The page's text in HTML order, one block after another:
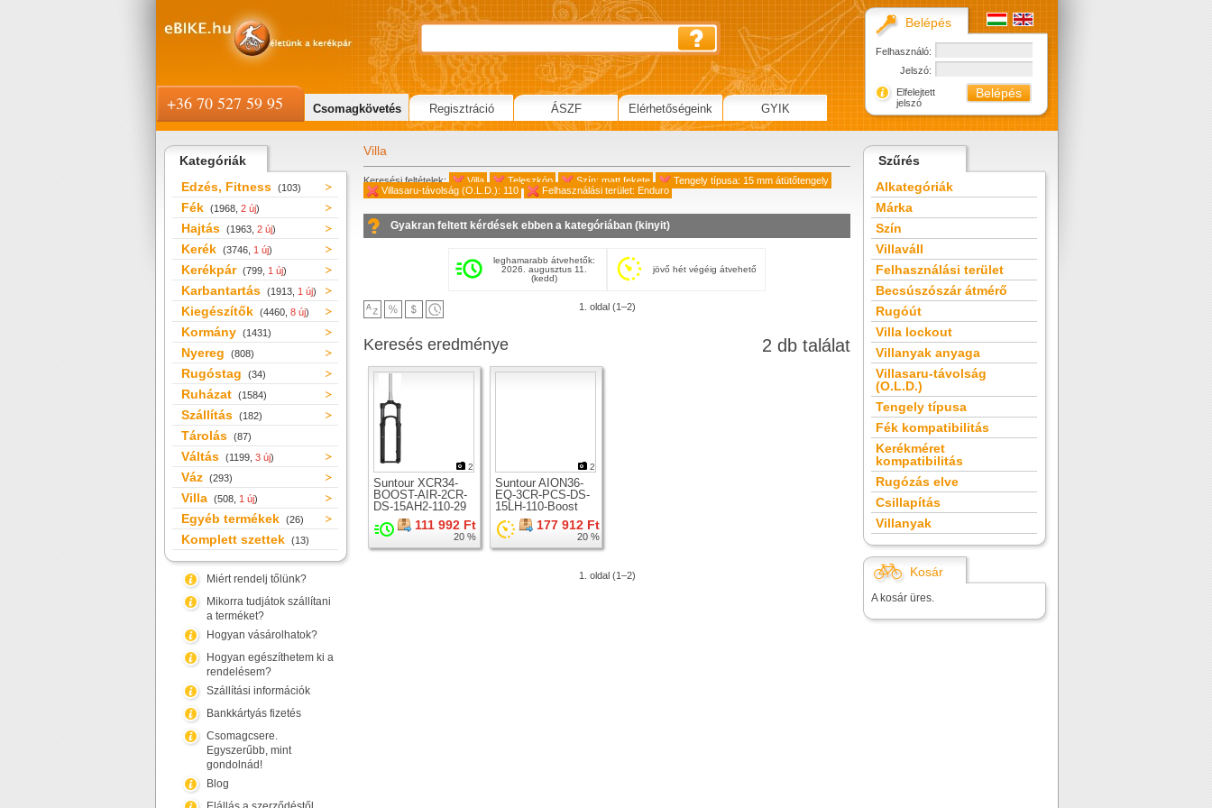
Kategóriák
Edzés, Fitness (103)
Fék (1968, 2 új)
Hajtás (1963, 2 új)
Kerék (3746, 1 új)
Kerékpár (799, 1 új)
Karbantartás (1913, 1 új)
Kiegészítők (4460, 8 új)
Kormány (1431)
Nyereg (808)
Rugóstag (34)
Ruházat (1584)
Szállítás (182)
Tárolás (87)
Váltás (1199, 3 új)
Váz (293)
Villa (508, 1 új)
Egyéb termékek (26)
Komplett szettek (13)
Miért rendelj tőlünk?
Mikorra tudjátok szállítani
a terméket?
Hogyan vásárolhatok?
Hogyan egészíthetem ki a
rendelésem?
Szállítási információk
Bankkártyás fizetés
Csomagcsere.
Egyszerűbb, mint
gondolnád!
Blog
Villa
Keresési feltételek: Villa Teleszkóp Szín: matt fekete
Tengely típusa: 15 mm átütőtengely
Villasaru-távolság (O.L.D.): 110
Felhasználási terület: Enduro
Gyakran feltett kérdések ebben a kategóriában (kinyit)
leghamarabb átvehetők:
2026. augusztus 11.
(kedd)
jövő hét végéig átvehető
1. oldal (1–2)
2 db találat
Keresés eredménye
2
Suntour XCR34-
BOOST-AIR-2CR-
DS-15AH2-110-29
teleszkóp 29er
kerékhez111 992 Ft
20 %
2
Suntour AION36-
EQ-3CR-PCS-DS-
15LH-110-Boost
teleszkóp 29er
kerékhez177 912 Ft
20 %
1. oldal (1–2)
Szűrés
Alkategóriák
Márka
Szín
Villaváll
Felhasználási terület
Becsúszószár átmérő
Rugóút
Villa lockout
Villanyak anyaga
Villasaru-távolság
(O.L.D.)
Tengely típusa
Fék kompatibilitás
Kerékméret
kompatibilitás
Rugózás elve
Csillapítás
Villanyak
Kosár
A kosár üres.
Belépés
Felhasználó:
Jelszó:
Elfelejtett
jelszó
+36 70 527 59 95 Csomagkövetés Regisztráció ÁSZF Elérhetőségeink GYIK